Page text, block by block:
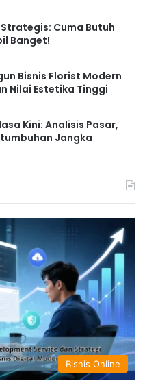
Cuma Butuh
Banget!
Bisnis Florist Modern
Nilai Estetika Tinggi
Kini: Analisis Pasar,
Jangka
Bisnis Online